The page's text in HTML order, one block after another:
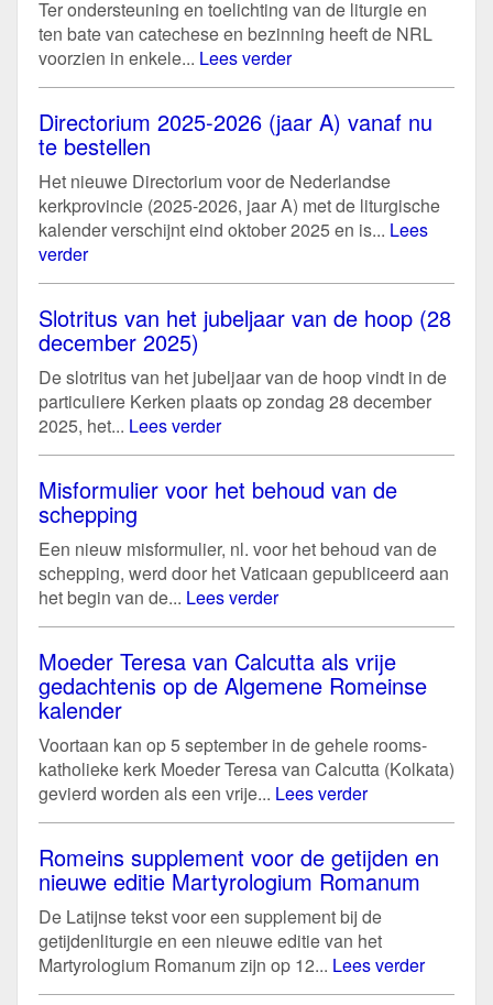
Ter ondersteuning en toelichting van de liturgie en
ten bate van catechese en bezinning heeft de NRL
voorzien in enkele... Lees verder
Directorium 2025-2026 (jaar A) vanaf nu
te bestellen
Het nieuwe Directorium voor de Nederlandse
kerkprovincie (2025-2026, jaar A) met de liturgische
kalender verschijnt eind oktober 2025 en is... Lees
verder
Slotritus van het jubeljaar van de hoop (28
december 2025)
De slotritus van het jubeljaar van de hoop vindt in de
particuliere Kerken plaats op zondag 28 december
2025, het... Lees verder
Misformulier voor het behoud van de
schepping
Een nieuw misformulier, nl. voor het behoud van de
schepping, werd door het Vaticaan gepubliceerd aan
het begin van de... Lees verder
Moeder Teresa van Calcutta als vrije
gedachtenis op de Algemene Romeinse
kalender
Voortaan kan op 5 september in de gehele rooms-
katholieke kerk Moeder Teresa van Calcutta (Kolkata)
gevierd worden als een vrije... Lees verder
Romeins supplement voor de getijden en
nieuwe editie Martyrologium Romanum
De Latijnse tekst voor een supplement bij de
getijdenliturgie en een nieuwe editie van het
Martyrologium Romanum zijn op 12... Lees verder